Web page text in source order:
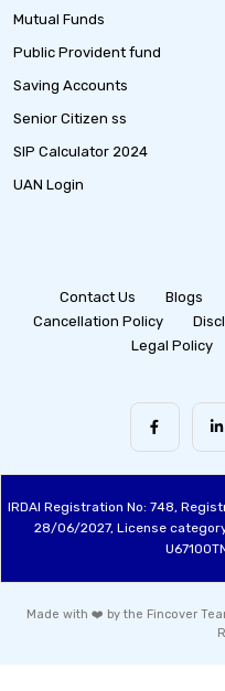
Mutual Funds
Public Provident fund
Saving Accounts
Senior Citizen ss
SIP Calculator 2024
UAN Login
Contact Us Blogs
Cancellation Policy
Legal Policy
IRDAI Registration No: 748,
28/06/2027, License
Made with ❤️ by the Fincover